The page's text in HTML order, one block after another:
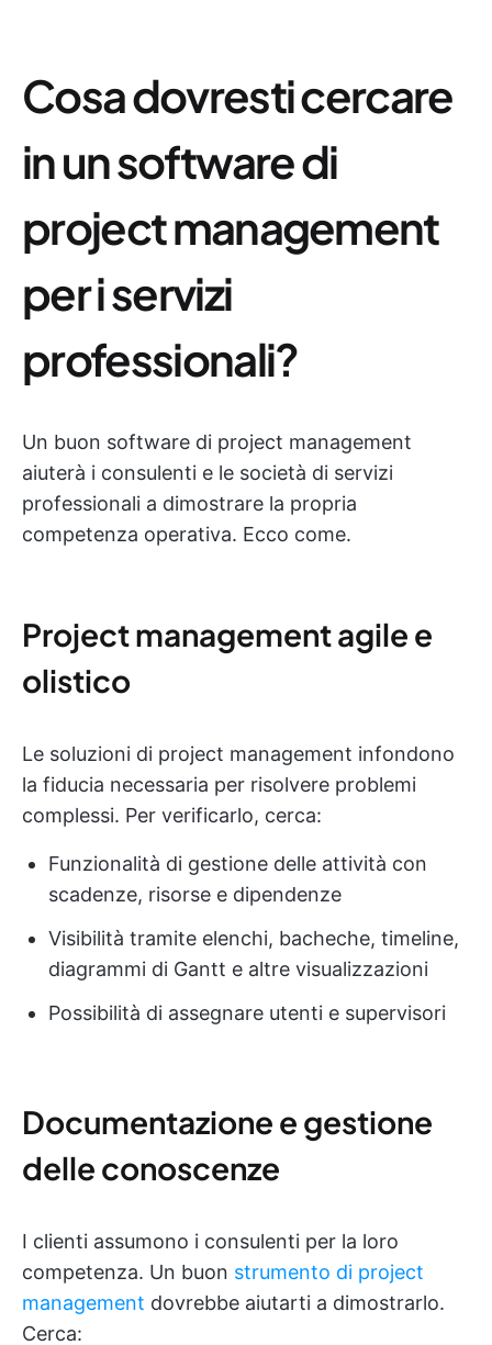
Cosa dovresti cercare
in un software di
project management
per i servizi
professionali?
Un buon software di project management
aiuterà i consulenti e le società di servizi
professionali a dimostrare la propria
competenza operativa. Ecco come.
Project management agile e
olistico
Le soluzioni di project management infondono
la fiducia necessaria per risolvere problemi
complessi. Per verificarlo, cerca:
Funzionalità di gestione delle attività con
scadenze, risorse e dipendenze
Visibilità tramite elenchi, bacheche, timeline,
diagrammi di Gantt e altre visualizzazioni
Possibilità di assegnare utenti e supervisori
Documentazione e gestione
delle conoscenze
I clienti assumono i consulenti per la loro
competenza. Un buon strumento di project
management dovrebbe aiutarti a dimostrarlo.
Cerca: